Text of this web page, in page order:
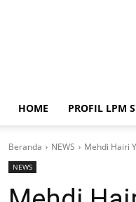
HOME PROFIL LPM
Beranda NEWS Mehdi Hairi
NEWS